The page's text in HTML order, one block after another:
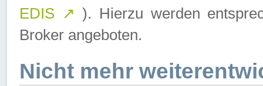
EDIS ↗ ). Hierzu werden
Broker angeboten.
Nicht mehr